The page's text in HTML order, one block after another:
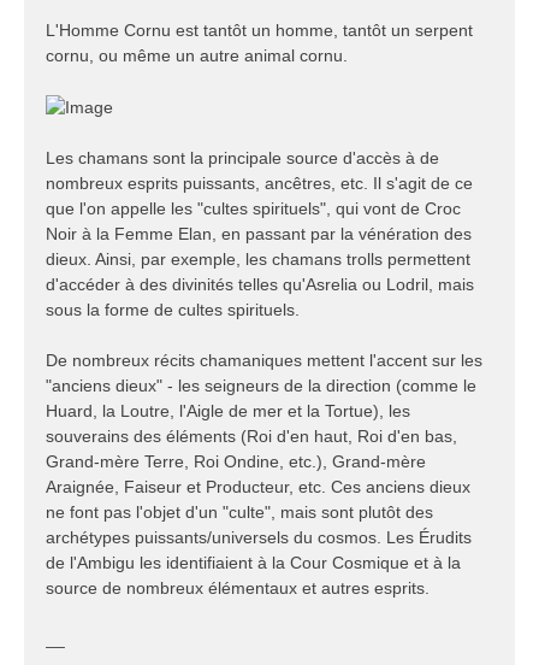
L'Homme Cornu est tantôt un homme, tantôt un serpent
cornu, ou même un autre animal cornu.
Les chamans sont la principale source d'accès à de
nombreux esprits puissants, ancêtres, etc. Il s'agit de ce
que l'on appelle les "cultes spirituels", qui vont de Croc
Noir à la Femme Elan, en passant par la vénération des
dieux. Ainsi, par exemple, les chamans trolls permettent
d'accéder à des divinités telles qu'Asrelia ou Lodril, mais
sous la forme de cultes spirituels.
De nombreux récits chamaniques mettent l'accent sur les
"anciens dieux" - les seigneurs de la direction (comme le
Huard, la Loutre, l'Aigle de mer et la Tortue), les
souverains des éléments (Roi d'en haut, Roi d'en bas,
Grand-mère Terre, Roi Ondine, etc.), Grand-mère
Araignée, Faiseur et Producteur, etc. Ces anciens dieux
ne font pas l'objet d'un "culte", mais sont plutôt des
archétypes puissants/universels du cosmos. Les Érudits
de l'Ambigu les identifiaient à la Cour Cosmique et à la
source de nombreux élémentaux et autres esprits.